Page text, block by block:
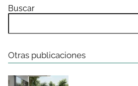
Buscar
Otras publicaciones